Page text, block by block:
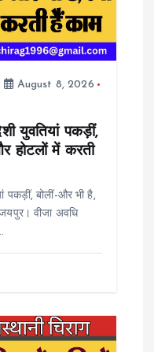
August 8, 2026
युवतियां पकड़ीं,
होटलों में करती
पकड़ीं, बोलीं-और भी है,
वीजा अवधि